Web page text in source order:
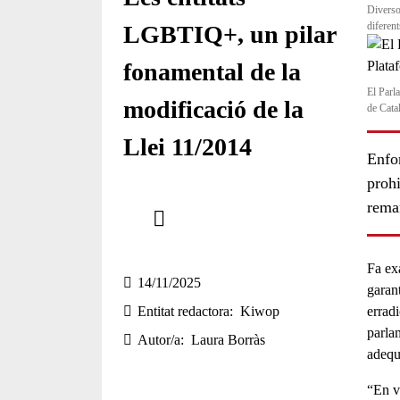
LGBTIQ+, un pilar
fonamental de la
modificació de la
Llei 11/2014
14/11/2025
Entitat redactora
Kiwop
Autor/a
Laura Borràs
El
de
Fa
“En